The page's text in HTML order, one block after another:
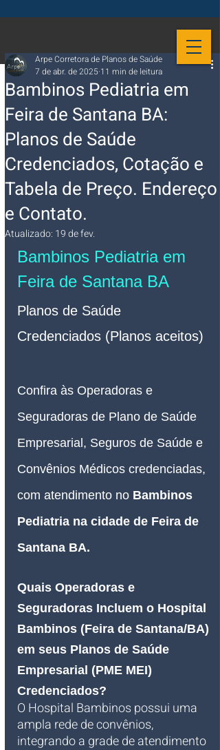
Bambinos Pediatria em
Feira de Santana BA:
Planos de Saúde
Credenciados, Cotação e
Tabela de Preço. Endereço
e Contato.
Arpe Corretora de Planos de Saúde
7 de abr. de 2025 11 min de leitura
Atualizado: 19 de fev.
Bambinos Pediatria em
Feira de Santana BA
Planos de Saúde
Credenciados (Planos aceitos)
Confira às Operadoras e
Seguradoras de Plano de Saúde
Empresarial, Seguros de Saúde e
Convênios Médicos credenciadas,
com atendimento no Bambinos
Pediatria na cidade de Feira de
Santana BA.
Quais Operadoras e
Seguradoras Incluem o Hospital
Bambinos (Feira de Santana/BA)
em seus Planos de Saúde
Empresarial (PME MEI)
Credenciados?
O Hospital Bambinos possui uma
ampla rede de convênios,
integrando a grade de atendimento